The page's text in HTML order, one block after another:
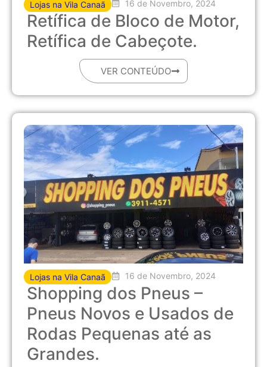
Lojas na Vila Canaã 16 de Novembro, 2024
Retífica de Bloco de Motor,
Retífica de Cabeçote.
VER CONTEÚDO
Lojas na Vila Canaã 16 de Novembro, 2024
Shopping dos Pneus –
Pneus Novos e Usados de
Rodas Pequenas até as
Grandes.